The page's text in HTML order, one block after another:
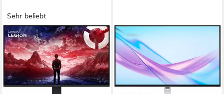
Sehr beliebt
LENOVO
R27s(A25270FR0) Gaming-
Monitor
69 cm/ 27 Zoll Diagonale
1920 x 1080 px, Full HD Auflösung
1 ms Reaktionszeit
LENOVO
L27q-4A LED-Monitor
69 cm/ 27 Zoll
Diagonale
2560 x 1440 px, QHD Auflösung
Reaktionszeit
Produktdatenblatt